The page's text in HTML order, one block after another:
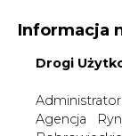
WYSOKI
Informacja
Drogi
Agencja